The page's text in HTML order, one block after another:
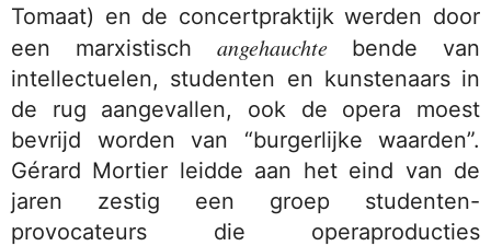
Tomaat) en de concertpraktijk werden door
een marxistisch angehauchtebende van
intellectuelen, studenten en kunstenaars in
de rug aangevallen, ook de opera moest
bevrijd worden van “burgerlijke waarden”.
Gérard Mortier leidde aan het eind van de
jaren zestig een groep studenten-
provocateurs die operaproducties